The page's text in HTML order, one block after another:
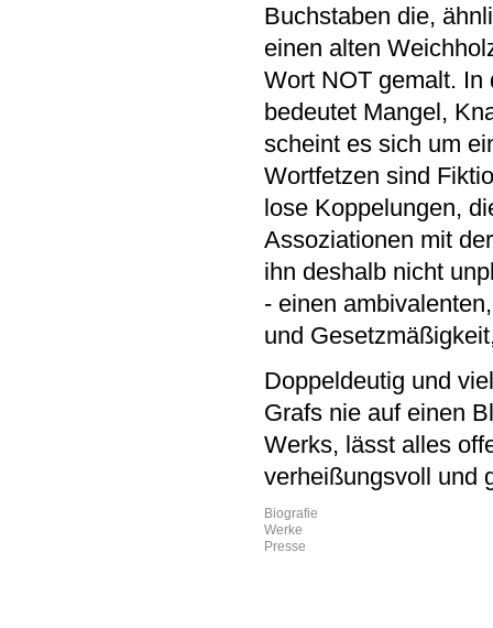
Buchstaben die,
einen alten
Wort NOT gemalt. In
bedeutet Mangel,
scheint es sich um
Wortfetzen sind
lose Koppelungen,
Assoziationen mit
ihn deshalb nicht
- einen
und
Doppeldeutig und
Grafs nie auf einen
Werks, lässt alles
verheißungsvoll und
Biografie
Werke
Presse